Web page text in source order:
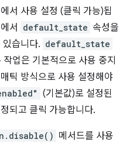
서 사용 설정 (클릭 가능)됩
서 default_state 속성을
습니다. default_state
업은 기본적으로 사용 중지
틱 방식으로 사용 설정해야
(기본값)로 설정된
되고 클릭 가능합니다.
메서드를 사용